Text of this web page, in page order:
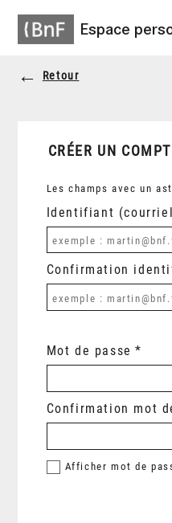
Espace
Retour
CRÉER UN
Les champs avec un
Identifiant
Confirmation
Mot de passe
Confirmation mot
Afficher mot de